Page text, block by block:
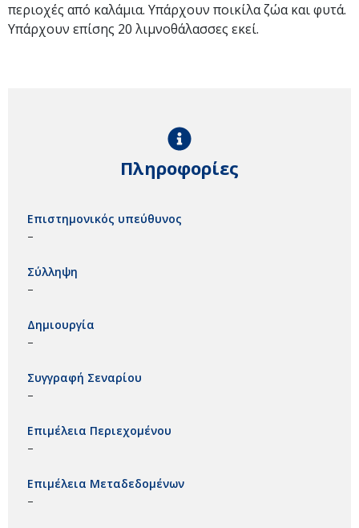
περιοχές από καλάμια. Υπάρχουν ποικίλα ζώα και φυτά.
Υπάρχουν επίσης 20 λιμνοθάλασσες εκεί.
Πληροφορίες
Επιστημονικός υπεύθυνος
–
Σύλληψη
–
Δημιουργία
–
Συγγραφή Σεναρίου
–
Επιμέλεια Περιεχομένου
–
Επιμέλεια Μεταδεδομένων
–